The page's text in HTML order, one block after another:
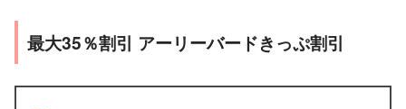
最大35％割引 アーリーバードきっぷ割引